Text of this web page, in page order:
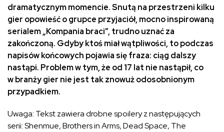
dramatycznym momencie. Snutą na przestrzeni kilku
gier opowieść o grupce przyjaciół, mocno inspirowaną
serialem „Kompania braci”, trudno uznać za
zakończoną. Gdyby ktoś miał wątpliwości, to podczas
napisów końcowych pojawia się fraza: ciąg dalszy
nastąpi. Problem w tym, że od 17 lat nie nastąpił, co
w branży gier nie jest tak znowuż odosobnionym
przypadkiem.
Uwaga: Tekst zawiera drobne spoilery z następujących
serii: Shenmue, Brothers in Arms, Dead Space, The